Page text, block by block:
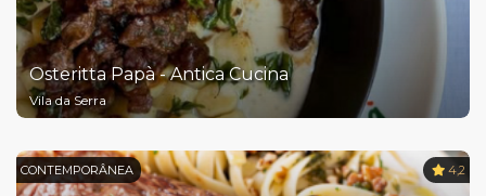
Osteritta Papà - Antica Cucina
Vila da Serra
CONTEMPORÂNEA 4,2